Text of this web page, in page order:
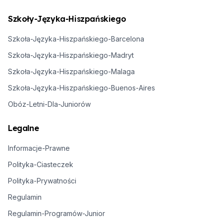
Szkoły-Języka-Hiszpańskiego
Szkoła-Języka-Hiszpańskiego-Barcelona
Szkoła-Języka-Hiszpańskiego-Madryt
Szkoła-Języka-Hiszpańskiego-Malaga
Szkoła-Języka-Hiszpańskiego-Buenos-Aires
Obóz-Letni-Dla-Juniorów
Legalne
Informacje-Prawne
Polityka-Ciasteczek
Polityka-Prywatności
Regulamin
Regulamin-Programów-Junior